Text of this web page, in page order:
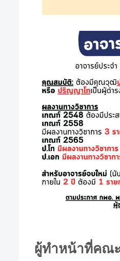
ผู้ทำหน้าที่คณ